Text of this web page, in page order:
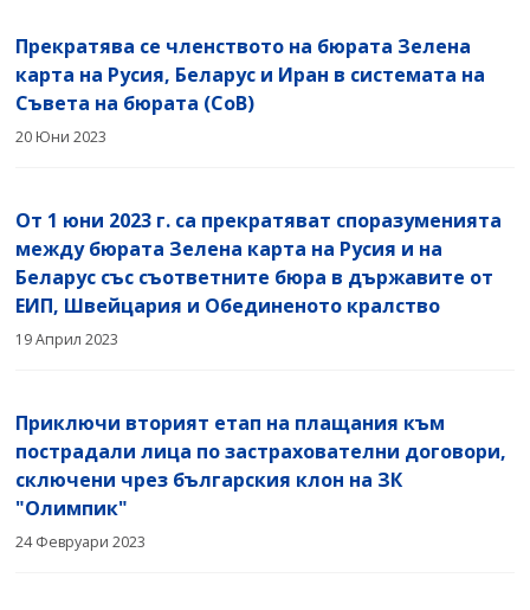
Прекратява се членството на бюрата Зелена
карта на Русия, Беларус и Иран в системата на
Съвета на бюрата (CoB)
20 Юни 2023
От 1 юни 2023 г. са прекратяват споразуменията
между бюрата Зелена карта на Русия и на
Беларус със съответните бюра в държавите от
ЕИП, Швейцария и Обединеното кралство
19 Април 2023
Приключи вторият етап на плащания към
пострадали лица по застрахователни договори,
сключени чрез българския клон на ЗК
"Олимпик"
24 Февруари 2023